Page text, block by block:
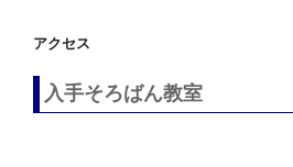
ョ
ン
アクセス
入手そろばん教室